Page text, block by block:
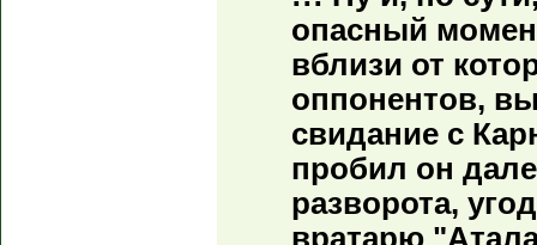
опасный
вблизи от
оппонентов,
свидание с
пробил он
разворота,
вратарю